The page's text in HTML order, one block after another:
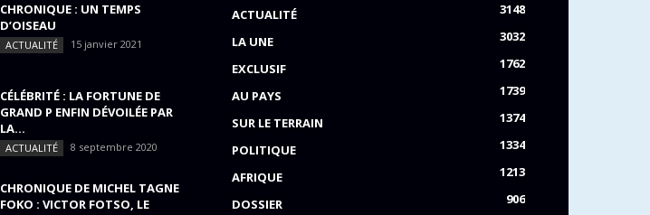
CHRONIQUE : UN TEMPS
D’OISEAU
ACTUALITÉ 15 janvier 2021
CÉLÉBRITÉ : LA FORTUNE DE
GRAND P ENFIN DÉVOILÉE PAR
LA...
ACTUALITÉ 8 septembre 2020
CHRONIQUE DE MICHEL TAGNE
FOKO : VICTOR FOTSO, LE
ACTUALITÉ
3148
LA UNE
3032
EXCLUSIF
1762
AU PAYS
1739
SUR LE TERRAIN
1374
POLITIQUE
1334
AFRIQUE
1213
DOSSIER
906